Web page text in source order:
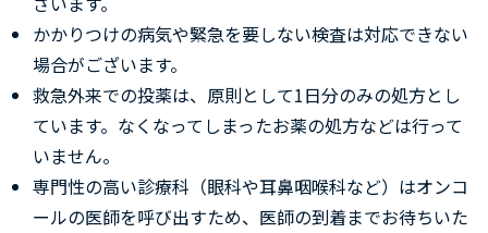
かかりつけの病気や緊急を要しない検査は対応できない
場合がございます。
救急外来での投薬は、原則として1日分のみの処方とし
ています。なくなってしまったお薬の処方などは行って
いません。
専門性の高い診療科（眼科や耳鼻咽喉科など）はオンコ
ールの医師を呼び出すため、医師の到着までお待ちいた